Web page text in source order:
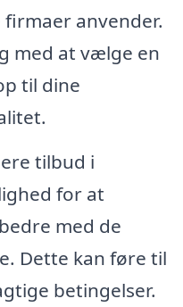
anvender.
med at vælge en
til dine
tilbud i
for at
med de
Dette kan føre til
betingelser.